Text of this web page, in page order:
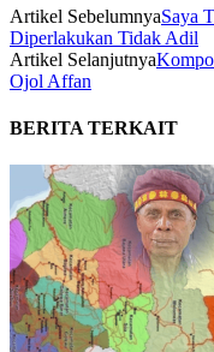
Artikel SebelumnyaSaya
Diperlakukan Tidak Adil
Artikel Selanjutnya
Ojol Affan
BERITA TERKAIT